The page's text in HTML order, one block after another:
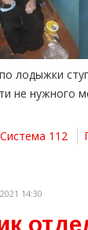
лодыжки
не нужного
Система 112
14:30